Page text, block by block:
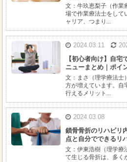
文：牛玖恵梨子（作業
場で作業療法士をして
ャリア、つまり...
2024.03.11
【初心者向け】自宅
ニューまとめ｜ポイ
文：まさ（理学療法士
方が増えています。自
行えるメリット...
2024.03.08
鎖骨骨折のリハビリ
点と自分でできるリ
文：伊東浩樹（理学療
て生じる骨折は、多く